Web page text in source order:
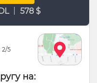
578 $
2/5
на: